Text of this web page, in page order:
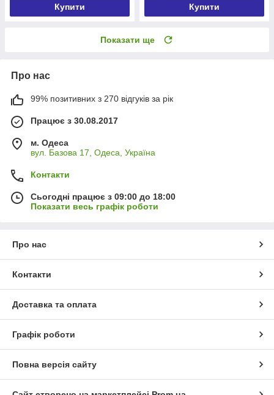
Купити Купити
Показати ще
Про нас
99% позитивних з 270 відгуків за рік
Працює з 30.08.2017
м. Одеса
вул. Базова 17, Одеса, Україна
Контакти
Сьогодні працює з 09:00 до 18:00
Показати весь графік роботи
Про нас
Контакти
Доставка та оплата
Графік роботи
Повна версія сайту